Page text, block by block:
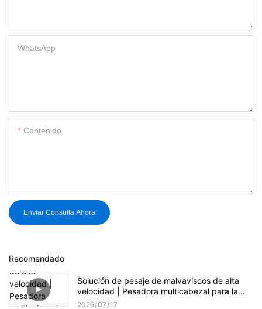
WhatsApp
Contenido
Enviar Consulta Ahora
Recomendado
Solución de pesaje de malvaviscos de alta
velocidad | Pesadora multicabezal para la
producción de dulces
2026 07 17